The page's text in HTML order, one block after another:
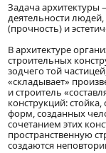
Задача архитектуры
деятельности
(прочность) и
В архитектуре
строительных
зодчего той
«складывает»
и строитель
конструкций:
форм, созданных
сочетанием этих
пространственную
создаются